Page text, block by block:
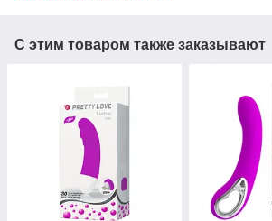
С этим товаром также заказывают